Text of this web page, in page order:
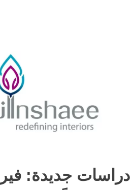
دراسات جديدة: